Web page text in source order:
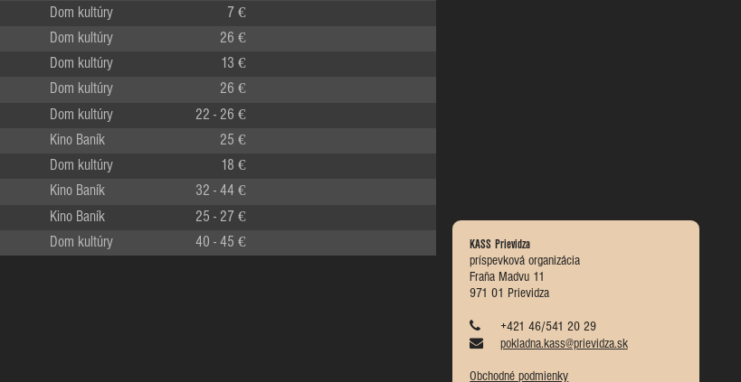
KASS Prievidza
príspevková organizácia
Fraňa Madvu 11
971 01 Prievidza
+421 46/541 20 29
pokladna.kass@prievidza.sk
Obchodné podmienky
Dom kultúry 7 €
Dom kultúry 26 €
Dom kultúry 13 €
Dom kultúry 26 €
Dom kultúry 22 - 26 €
Kino Baník 25 €
Dom kultúry 18 €
Kino Baník 32 - 44 €
Kino Baník 25 - 27 €
Dom kultúry 40 - 45 €